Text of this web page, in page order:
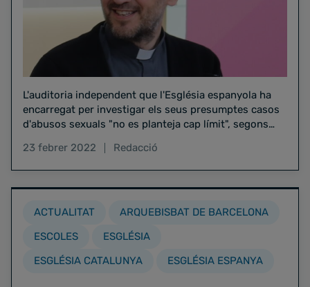
L'auditoria independent que l'Església espanyola ha
encarregat per investigar els seus presumptes casos
d'abusos sexuals "no es planteja cap límit", segons
Conferència Episcopal
23 febrer 2022 Redacció
ACTUALITAT
ARQUEBISBAT DE BARCELONA
ESCOLES
ESGLÉSIA
ESGLÉSIA CATALUNYA
ESGLÉSIA ESPANYA